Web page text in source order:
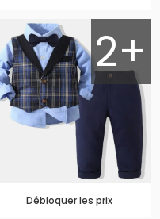
2+
Débloquer les prix